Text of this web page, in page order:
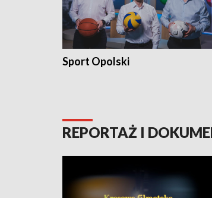
Sport Opolski
REPORTAŻ I